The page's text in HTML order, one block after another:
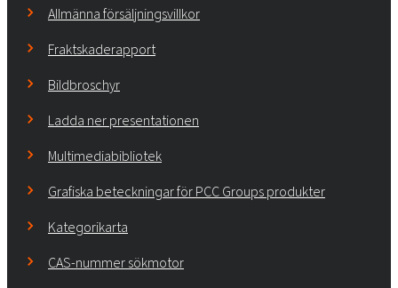
Allmänna försäljningsvillkor
Fraktskaderapport
Bildbroschyr
Ladda ner presentationen
Multimediabibliotek
Grafiska beteckningar för PCC Groups produkter
Kategorikarta
CAS-nummer sökmotor